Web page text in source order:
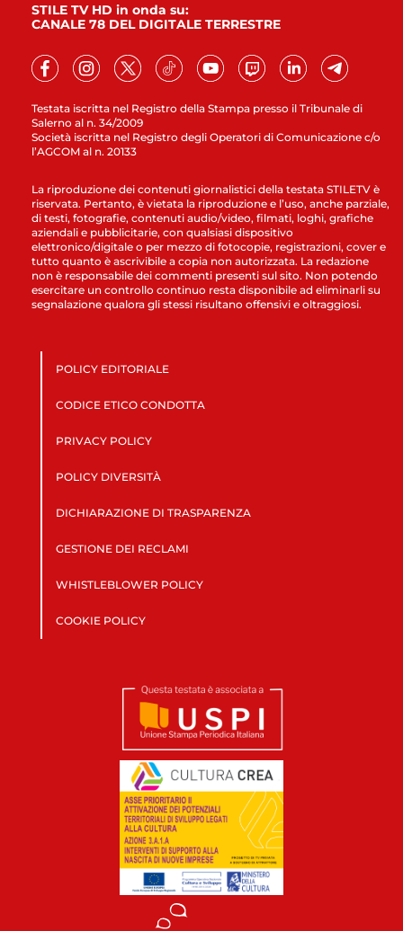
Testata iscritta nel Registro della Stampa presso il Tribunale di
Salerno al n. 34/2009
Società iscritta nel Registro degli Operatori di Comunicazione c/o
l’AGCOM al n. 20133
STILE TV HD in onda su:
CANALE 78 DEL DIGITALE TERRESTRE
La riproduzione dei contenuti giornalistici della testata STILETV è
riservata. Pertanto, è vietata la riproduzione e l’uso, anche parziale,
di testi, fotografie, contenuti audio/video, filmati, loghi, grafiche
aziendali e pubblicitarie, con qualsiasi dispositivo
elettronico/digitale o per mezzo di fotocopie, registrazioni, cover e
tutto quanto è ascrivibile a copia non autorizzata. La redazione
non è responsabile dei commenti presenti sul sito. Non potendo
esercitare un controllo continuo resta disponibile ad eliminarli su
segnalazione qualora gli stessi risultano offensivi e oltraggiosi.
POLICY EDITORIALE
CODICE ETICO CONDOTTA
PRIVACY POLICY
POLICY DIVERSITÀ
DICHIARAZIONE DI TRASPARENZA
GESTIONE DEI RECLAMI
WHISTLEBLOWER POLICY
COOKIE POLICY